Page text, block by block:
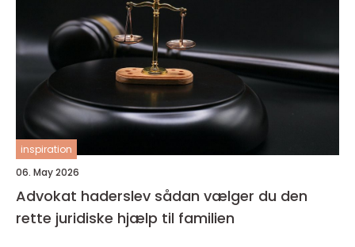
inspiration
06. May 2026
Advokat haderslev sådan vælger du den
rette juridiske hjælp til familien